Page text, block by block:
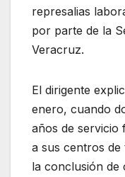
represalias
por parte de la
Veracruz.
El dirigente
enero, cuando
años de servicio
a sus centros
la conclusión de